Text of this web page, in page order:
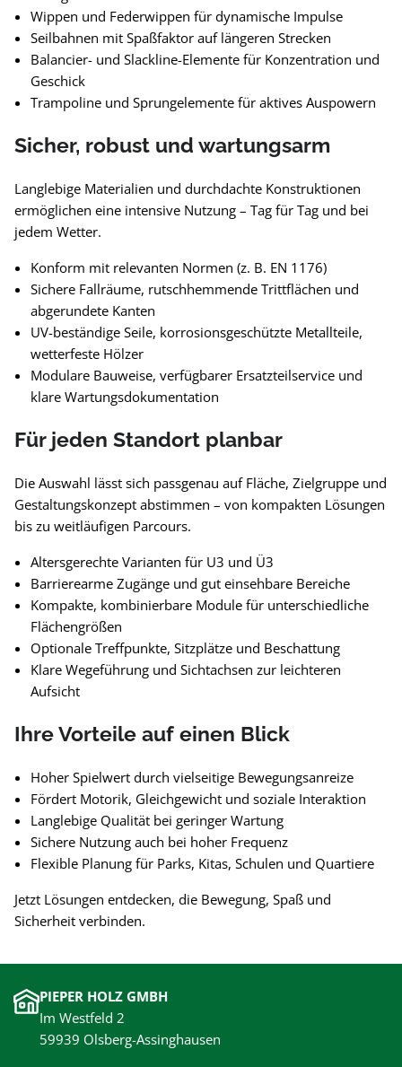
Wippen und Federwippen für dynamische Impulse
Seilbahnen mit Spaßfaktor auf längeren Strecken
Balancier- und Slackline-Elemente für Konzentration und
Geschick
Trampoline und Sprungelemente für aktives Auspowern
Sicher, robust und wartungsarm
Langlebige Materialien und durchdachte Konstruktionen
ermöglichen eine intensive Nutzung – Tag für Tag und bei
jedem Wetter.
Konform mit relevanten Normen (z. B. EN 1176)
Sichere Fallräume, rutschhemmende Trittflächen und
abgerundete Kanten
UV-beständige Seile, korrosionsgeschützte Metallteile,
wetterfeste Hölzer
Modulare Bauweise, verfügbarer Ersatzteilservice und
klare Wartungsdokumentation
Für jeden Standort planbar
Die Auswahl lässt sich passgenau auf Fläche, Zielgruppe und
Gestaltungskonzept abstimmen – von kompakten Lösungen
bis zu weitläufigen Parcours.
Altersgerechte Varianten für U3 und Ü3
Barrierearme Zugänge und gut einsehbare Bereiche
Kompakte, kombinierbare Module für unterschiedliche
Flächengrößen
Optionale Treffpunkte, Sitzplätze und Beschattung
Klare Wegeführung und Sichtachsen zur leichteren
Aufsicht
Ihre Vorteile auf einen Blick
Hoher Spielwert durch vielseitige Bewegungsanreize
Fördert Motorik, Gleichgewicht und soziale Interaktion
Langlebige Qualität bei geringer Wartung
Sichere Nutzung auch bei hoher Frequenz
Flexible Planung für Parks, Kitas, Schulen und Quartiere
Jetzt Lösungen entdecken, die Bewegung, Spaß und
Sicherheit verbinden.
PIEPER HOLZ GMBH
Im Westfeld 2
59939 Olsberg-Assinghausen